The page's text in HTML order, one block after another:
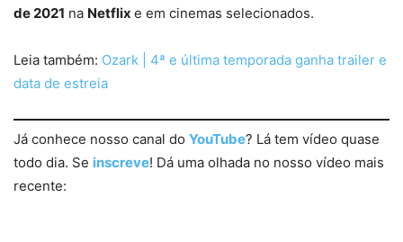
de 2021 na Netflix e em cinemas selecionados.
Leia também: Ozark | 4ª e última temporada ganha trailer e
data de estreia
Já conhece nosso canal do YouTube? Lá tem vídeo quase
todo dia. Se inscreve! Dá uma olhada no nosso vídeo mais
recente: